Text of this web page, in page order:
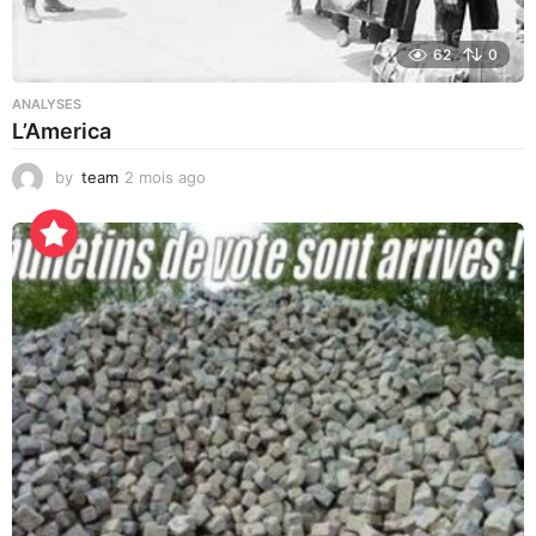
62 0
ANALYSES
L’America
by team 2 mois ago
u
r
s
a
g
o